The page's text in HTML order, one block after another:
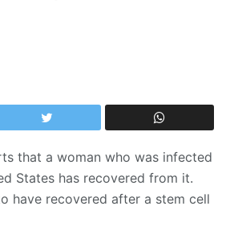
that a woman who was infected
States has recovered from it.
have recovered after a stem cell